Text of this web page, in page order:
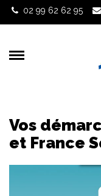
Gestion des traceurs
02 99 62 62 95
Vos
et France